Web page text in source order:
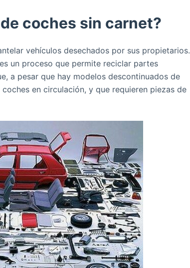
coches sin carnet?
vehículos desechados por sus propietarios.
un proceso que permite reciclar partes
a pesar que hay modelos descontinuados de
en circulación, y que requieren piezas de